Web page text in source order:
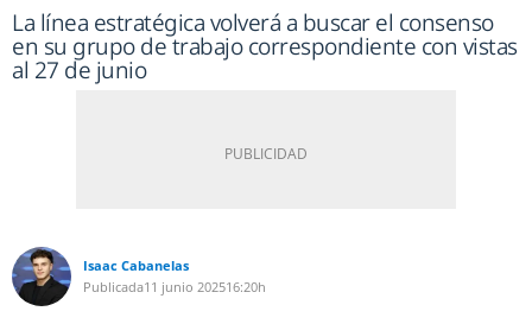
La línea estratégica volverá a buscar el consenso
en su grupo de trabajo correspondiente con vistas
al 27 de junio
Isaac Cabanelas
Publicada11 junio 202516:20h